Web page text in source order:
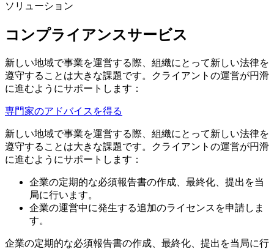
ソリューション
コンプライアンスサービス
新しい地域で事業を運営する際、組織にとって新しい法律を
遵守することは大きな課題です。クライアントの運営が円滑
に進むようにサポートします：
専門家のアドバイスを得る
新しい地域で事業を運営する際、組織にとって新しい法律を
遵守することは大きな課題です。クライアントの運営が円滑
に進むようにサポートします：
企業の定期的な必須報告書の作成、最終化、提出を当
局に行います。
企業の運営中に発生する追加のライセンスを申請しま
す。
企業の定期的な必須報告書の作成、最終化、提出を当局に行